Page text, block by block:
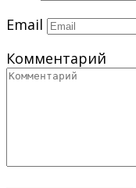
Email
Комментарий